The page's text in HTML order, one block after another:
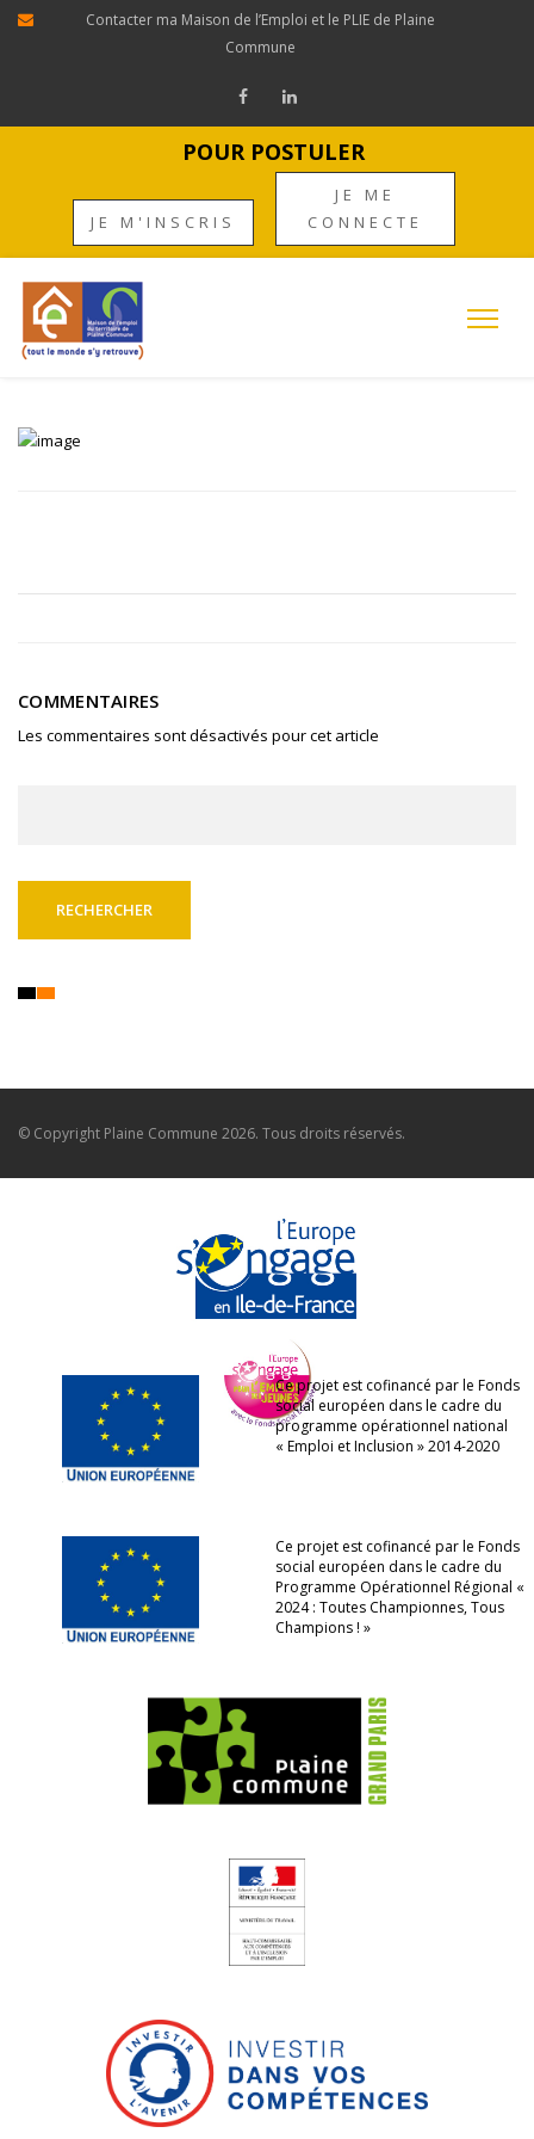
Contacter ma Maison de l’Emploi et le PLIE de Plaine
Commune
POUR POSTULER
JE M'INSCRIS
JE ME
CONNECTE
COMMENTAIRES
Les commentaires sont désactivés pour cet article
© Copyright Plaine Commune 2026. Tous droits réservés.
Ce projet est cofinancé par le Fonds
social européen dans le cadre du
programme opérationnel national
« Emploi et Inclusion » 2014-2020
Ce projet est cofinancé par le Fonds
social européen dans le cadre du
Programme Opérationnel Régional «
2024 : Toutes Championnes, Tous
Champions ! »